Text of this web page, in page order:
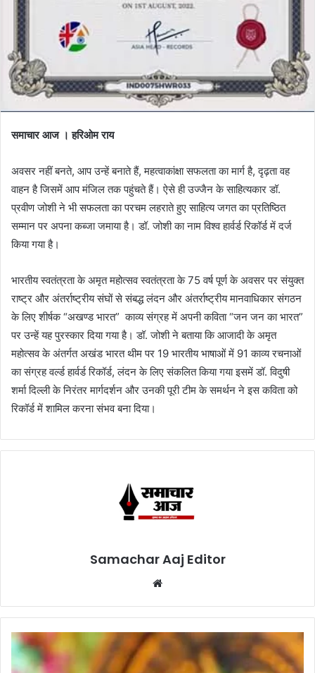
समाचार आज । हरिओम राय
अवसर नहीं बनते, आप उन्हें बनाते हैं, महत्वाकांक्षा सफलता का मार्ग है, दृढ़ता वह
वाहन है जिसमें आप मंजिल तक पहुंचते हैं। ऐसे ही उज्जैन के साहित्यकार डॉ.
प्रवीण जोशी ने भी सफलता का परचम लहराते हुए साहित्‍य जगत का प्रतिष्ठित
सम्‍मान पर अपना कब्‍जा जमाया है। डॉ. जोशी का नाम विश्व हार्वर्ड रिकॉर्ड में दर्ज
किया गया है।
भारतीय स्वतंत्रता के अमृत महोत्सव स्वतंत्रता के 75 वर्ष पूर्ण के अवसर पर संयुक्त
राष्ट्र और अंतर्राष्ट्रीय संघों से संबद्ध लंदन और अंतर्राष्ट्रीय मानवाधिकार संगठन
के लिए शीर्षक “अखण्ड भारत” काव्य संग्रह में अपनी कविता “जन जन का भारत”
पर उन्‍हें यह पुरस्‍कार दिया गया है। डॉ. जोशी ने बताया कि आजादी के अमृत
महोत्सव के अंतर्गत अखंड भारत थीम पर 19 भारतीय भाषाओं में 91 काव्य रचनाओं
का संग्रह वर्ल्ड हार्वर्ड रिकॉर्ड, लंदन के लिए संकलित किया गया इसमें डॉ. विदुषी
शर्मा दिल्ली के निरंतर मार्गदर्शन और उनकी पूरी टीम के समर्थन ने इस कविता को
रिकॉर्ड में शामिल करना संभव बना दिया।
Samachar Aaj Editor